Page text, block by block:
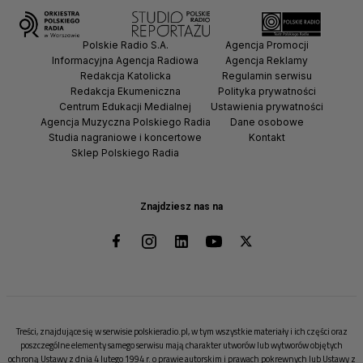
Znajdziesz nas na
Polskie Radio S.A.
Informacyjna Agencja Radiowa
Redakcja Katolicka
Redakcja Ekumeniczna
Centrum Edukacji Medialnej
Agencja Muzyczna Polskiego Radia
Studia nagraniowe i koncertowe
Sklep Polskiego Radia
Agencja Promocji
Agencja Reklamy
Regulamin serwisu
Polityka prywatności
Ustawienia prywatności
Dane osobowe
Kontakt
Treści, znajdujące się w serwisie polskieradio.pl, w tym wszystkie materiały i ich części oraz
poszczególne elementy samego serwisu mają charakter utworów lub wytworów objętych
ochroną Ustawy z dnia 4 lutego 1994 r. o prawie autorskim i prawach pokrewnych lub Ustawy z